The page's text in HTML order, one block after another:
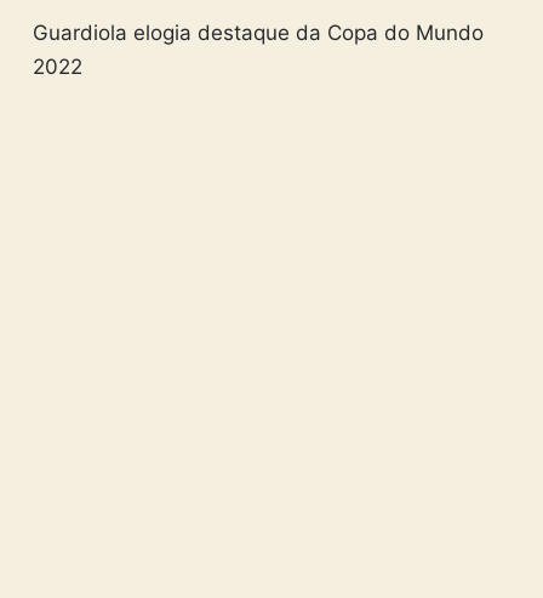
Guardiola elogia destaque da Copa do Mundo
2022